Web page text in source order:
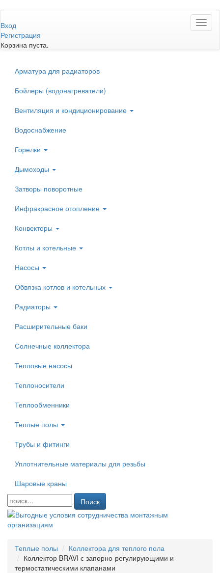
к
основному
содержанию
Вход
Регистрация
Корзина пуста.
Арматура для радиаторов
Бойлеры (водонагреватели)
Вентиляция и кондиционирование
Водоснабжение
Горелки
Дымоходы
Затворы поворотные
Инфракрасное отопление
Конвекторы
Котлы и котельные
Насосы
Обвязка котлов и котельных
Радиаторы
Расширительные баки
Солнечные коллектора
Тепловые насосы
Теплоносители
Теплообменники
Теплые полы
Трубы и фитинги
Уплотнительные материалы для резьбы
Шаровые краны
Поиск
Теплые полы
Коллектора для теплого пола
Коллектор BRAVI с запорно-регулирующими и
термостатическими клапанами